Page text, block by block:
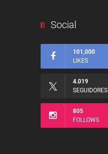
Social
101,000
LIKES
4.019
SEGUIDORES
805
FOLLOWS